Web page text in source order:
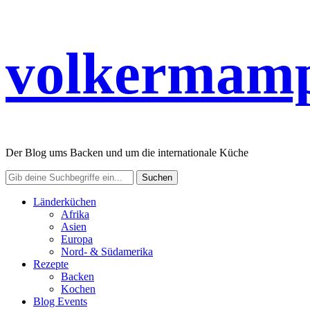
Der Blog ums Backen und um die internationale Küche
Länderküchen
Afrika
Asien
Europa
Nord- & Südamerika
Rezepte
Backen
Kochen
Blog Events